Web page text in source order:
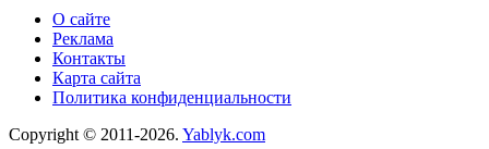
О сайте
Реклама
Контакты
Карта сайта
Политика конфиденциальности
Copyright © 2011-2026. Yablyk.сom